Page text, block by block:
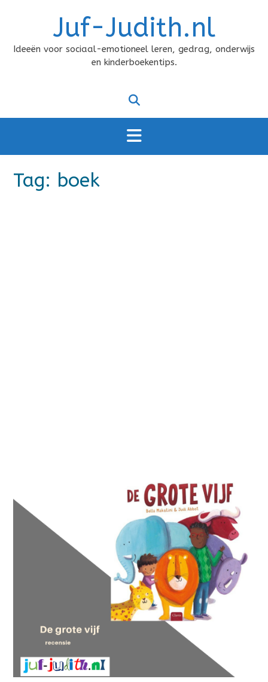
Juf-Judith.nl
Ideeën voor sociaal-emotioneel leren, gedrag, onderwijs
en kinderboekentips.
Tag: boek